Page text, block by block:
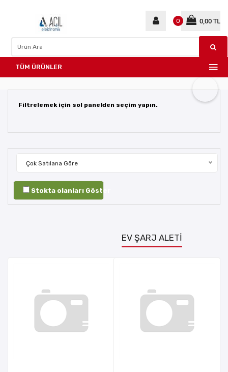
0,00 TL
0
TÜM ÜRÜNLER
Filtrelemek için sol panelden seçim yapın.
Çok Satılana Göre
Stokta olanları Göster
EV ŞARJ ALETİ